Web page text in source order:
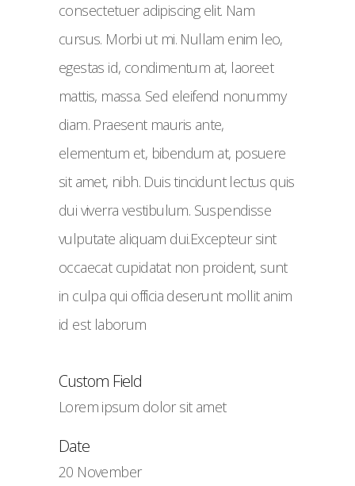
consectetuer adipiscing elit. Nam
cursus. Morbi ut mi. Nullam enim leo,
egestas id, condimentum at, laoreet
mattis, massa. Sed eleifend nonummy
diam. Praesent mauris ante,
elementum et, bibendum at, posuere
sit amet, nibh. Duis tincidunt lectus quis
dui viverra vestibulum. Suspendisse
vulputate aliquam dui.Excepteur sint
occaecat cupidatat non proident, sunt
in culpa qui officia deserunt mollit anim
id est laborum
Custom Field
Lorem ipsum dolor sit amet
Date
20 November